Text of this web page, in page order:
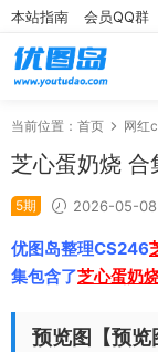
本站指南 会员QQ群
当前位置： 首页 网红
芝心蛋奶烧 合
5期 2026-05-08
优图岛整理CS246
集包含了芝心蛋奶
预览图【预览